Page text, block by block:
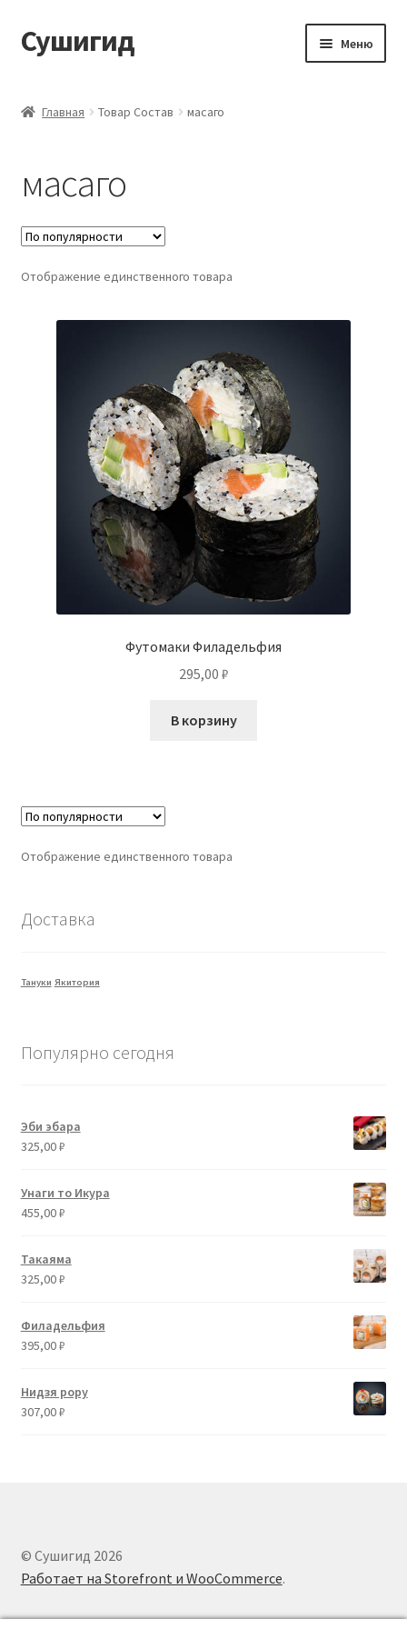
Перейти
к
Перейти
к
Сушигид Меню
Пример страницы
Главная Товар Состав масаго
масаго
Отображение единственного товара
Футомаки Филадельфия
295,00 ₽
В корзину
Отображение единственного товара
Доставка
Тануки Якитория
Популярно сегодня
Эби эбара
325,00₽
Унаги то Икура
455,00₽
Такаяма
325,00₽
Филадельфия
395,00₽
Нидзя рору
307,00₽
© Сушигид 2026
Работает на Storefront и WooCommerce.